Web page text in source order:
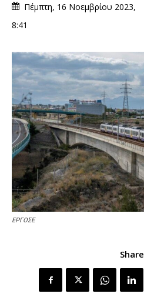
Πέμπτη, 16 Νοεμβρίου 2023,
8:41
ΕΡΓΟΣΕ
Share